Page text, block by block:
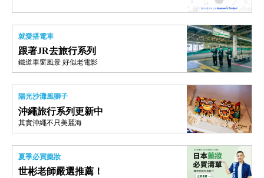
就愛搭電車
跟著JR去旅行系列
鐵道車窗風景 好似老電影
陽光沙灘風獅子
沖繩旅行系列更新中
其實沖繩不只美麗海
夏季必買藥妝
世彬老師嚴選推薦！